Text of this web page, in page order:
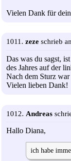
Vielen Dank für
1011. zeze schrieb
Das was du sagst,
des Jahres auf der
Nach dem Sturz
Vielen lieben Dank!
1012. Andreas
Hallo Diana,
ich habe